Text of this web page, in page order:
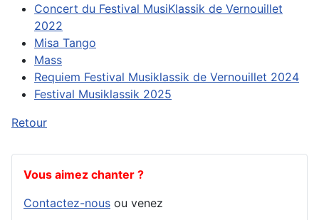
Concert du Festival MusiKlassik de Vernouillet
2022
Misa Tango
Mass
Requiem Festival Musiklassik de Vernouillet 2024
Festival Musiklassik 2025
Retour
Vous aimez chanter ?
Contactez-nous ou venez